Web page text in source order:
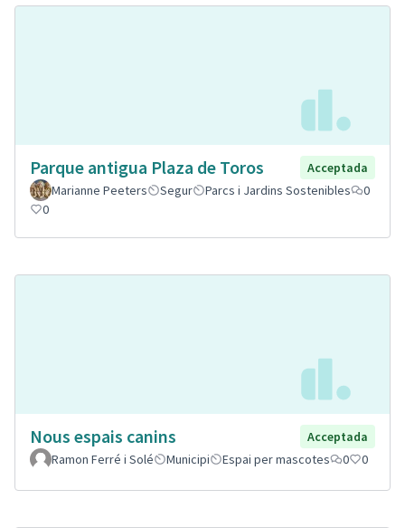
Parque antigua Plaza de Toros
Acceptada
Marianne Peeters
Segur Parcs i Jardins Sostenibles
0
0
Nous espais canins
Acceptada
Ramon Ferré i Solé
Municipi Espai per mascotes 0 0